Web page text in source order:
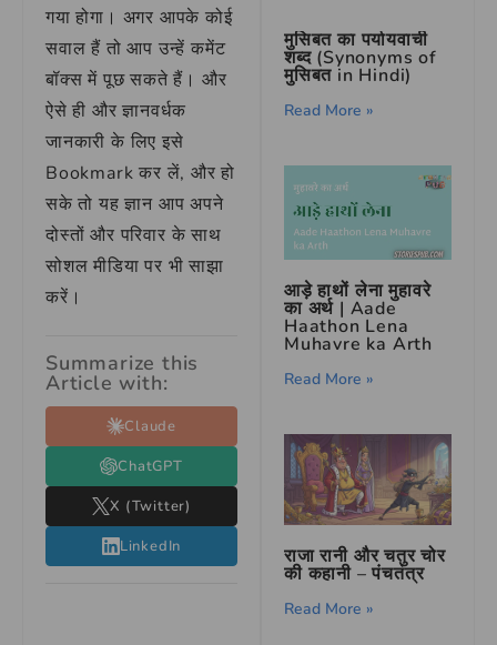
गया होगा। अगर आपके कोई
सवाल हैं तो आप उन्हें कमेंट
बॉक्स में पूछ सकते हैं। और
ऐसे ही और ज्ञानवर्धक
जानकारी के लिए इसे
Bookmark कर लें, और हो
सके तो यह ज्ञान आप अपने
दोस्तों और परिवार के साथ
सोशल मीडिया पर भी साझा
करें।
Summarize this
Article with:
Claude
ChatGPT
X (Twitter)
LinkedIn
मुसिबत का पर्यायवाची
शब्द (Synonyms of
मुसिबत in Hindi)
Read More »
आड़े हाथों लेना मुहावरे
का अर्थ | Aade
Haathon Lena
Muhavre ka Arth
Read More »
राजा रानी और चतुर चोर
की कहानी – पंचतंत्र
Read More »